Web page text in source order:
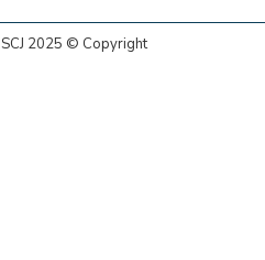
SCJ 2025 © Copyright